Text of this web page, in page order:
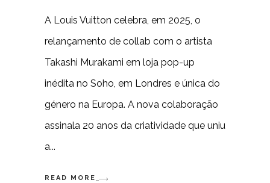
A Louis Vuitton celebra, em 2025, o
relançamento de collab com o artista
Takashi Murakami em loja pop-up
inédita no Soho, em Londres e única do
género na Europa. A nova colaboração
assinala 20 anos da criatividade que uniu
a
READ MORE